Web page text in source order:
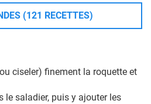
(121 RECETTES)
ciseler) finement la roquette et
le saladier, puis y ajouter les